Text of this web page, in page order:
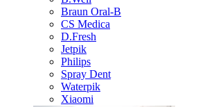
Braun Oral-B
CS Medica
D.Fresh
Jetpik
Philips
Spray Dent
Waterpik
Xiaomi